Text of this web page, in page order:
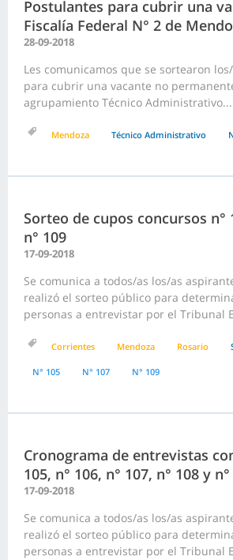
Postulantes para cubrir una
Fiscalía Federal N° 2 de
28-09-2018
Les comunicamos que se sortearon
para cubrir una vacante no
agrupamiento Técnico Administrativo...
Mendoza Técnico Administrativo
Sorteo de cupos concursos n°
n° 109
17-09-2018
Se comunica a todos/as los/as
realizó el sorteo público para
personas a entrevistar por el Tribunal
Corrientes Mendoza Rosario
N° 105 N° 107 N° 109
Cronograma de entrevistas
105, n° 106, n° 107, n° 108 y
17-09-2018
Se comunica a todos/as los/as
realizó el sorteo público para
personas a entrevistar por el Tribunal